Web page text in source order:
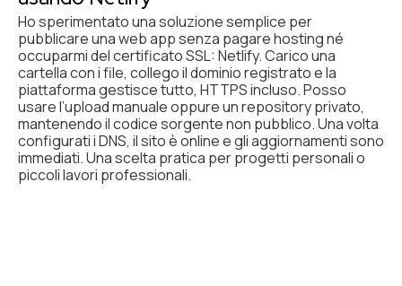
Ho sperimentato una soluzione semplice per
pubblicare una web app senza pagare hosting né
occuparmi del certificato SSL: Netlify. Carico una
cartella con i file, collego il dominio registrato e la
piattaforma gestisce tutto, HTTPS incluso. Posso
usare l’upload manuale oppure un repository privato,
mantenendo il codice sorgente non pubblico. Una volta
configurati i DNS, il sito è online e gli aggiornamenti sono
immediati. Una scelta pratica per progetti personali o
piccoli lavori professionali.